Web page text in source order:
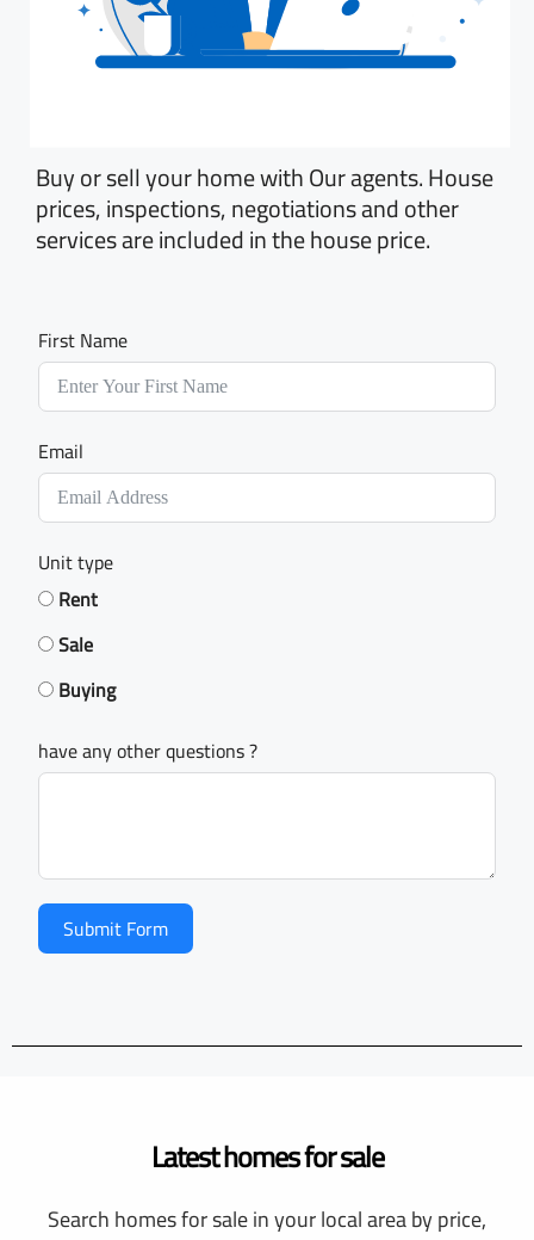
Buy or sell your home with Our agents. House
prices, inspections, negotiations and other
services are included in the house price.
First Name
Email
Unit type
Rent
Sale
Buying
have any other questions ?
Submit Form
Latest homes for sale
Search homes for sale in your local area by price,